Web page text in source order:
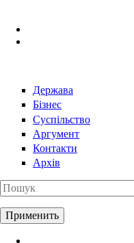
Держава
Бізнес
Суспільство
Аргумент
Контакти
Архів